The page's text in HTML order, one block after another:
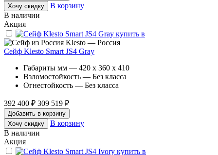
Хочу скидку
В корзину
В наличии
Акция
Klesto — Россия
Сейф Klesto Smart JS4 Gray
Габариты мм — 420 x 360 x 410
Взломостойкость — Без класса
Огнестойкость — Без класса
392 400 ₽ 309 519 ₽
Добавить в корзину
Хочу скидку
В корзину
В наличии
Акция